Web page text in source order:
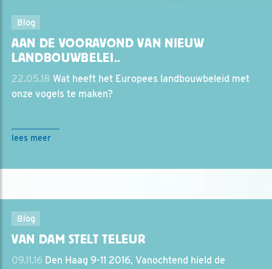
Blog
AAN DE VOORAVOND VAN NIEUW
LANDBOUWBELEI..
22.05.18 Wat heeft het Europees landbouwbeleid met
onze vogels te maken?
lees meer
Blog
VAN DAM STELT TELEUR
09.11.16 Den Haag 9-11 2016, Vanochtend hield de